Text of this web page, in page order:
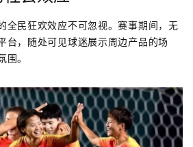
全民狂欢效应不可忽视。赛事期间，无
台，随处可见球迷展示周边产品的场
。